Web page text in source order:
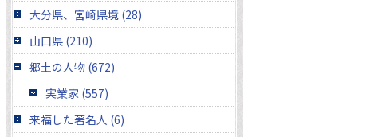
大分県、宮崎県境 (28)
山口県 (210)
郷土の人物 (672)
実業家 (557)
来福した著名人 (6)